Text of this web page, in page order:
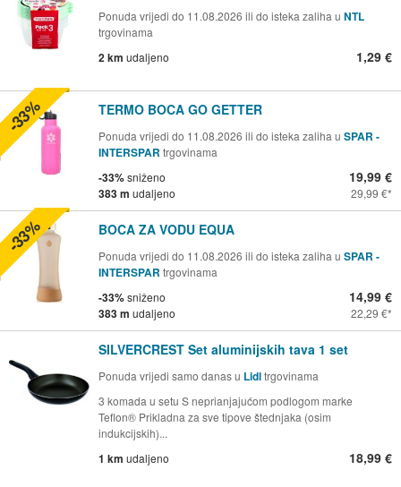
Ponuda vrijedi do 11.08.2026 ili do isteka zaliha u NTL
trgovinama
2 km udaljeno 1,29 €
TERMO BOCA GO GETTER
Ponuda vrijedi do 11.08.2026 ili do isteka zaliha u SPAR -
INTERSPAR trgovinama
-33%sniženo
383 m udaljeno
19,99 €
29,99 €
-33%
BOCA ZA VODU EQUA
Ponuda vrijedi do 11.08.2026 ili do isteka zaliha u SPAR -
INTERSPAR trgovinama
-33%sniženo
383 m udaljeno
14,99 €
22,29 €
-33%
SILVERCREST Set aluminijskih tava 1 set
Ponuda vrijedi samo danas u Lidltrgovinama
3 komada u setu S neprianjajućom podlogom marke
Teflon® Prikladna za sve tipove štednjaka (osim
indukcijskih)...
1 km udaljeno 18,99 €